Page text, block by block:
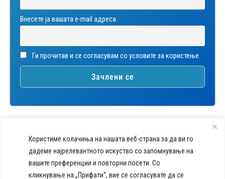
Користиме колачиња на нашата веб-страна за да ви го
дадеме најрелевантното искуство со запомнување на
вашите преференции и повторни посети. Со
кликнување на „Прифати“, вие се согласувате да се
Внесете ја вашата е-mail адреса
Ги прочитав и се согласувам со условите за користење.
callcenter@acibademsistina.mk